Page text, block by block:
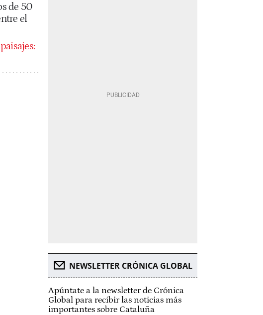
de 50
el
NEWSLETTER CRÓNICA GLOBAL
Apúntate a la newsletter de Crónica
Global para recibir las noticias más
importantes sobre Cataluña